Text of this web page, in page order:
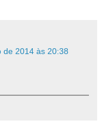
de 2014 às 20:38